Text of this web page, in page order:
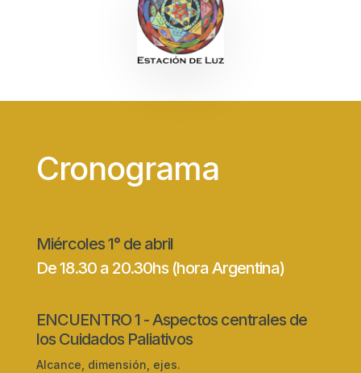
Cronograma
Miércoles 1° de abril
De 18.30 a 20.30hs (hora Argentina)
ENCUENTRO 1 - Aspectos centrales de
los Cuidados Paliativos
Alcance, dimensión, ejes.